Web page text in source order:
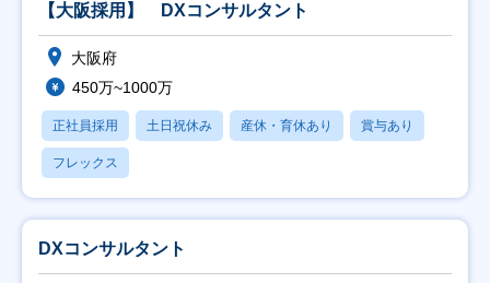
【大阪採用】 DXコンサルタント
大阪府
450万~1000万
正社員採用 土日祝休み 産休・育休あり 賞与あり
フレックス
DXコンサルタント